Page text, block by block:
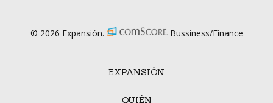
EXPANSIÓN
QUIÉN
© 2026 Expansión. Bussiness/Finance